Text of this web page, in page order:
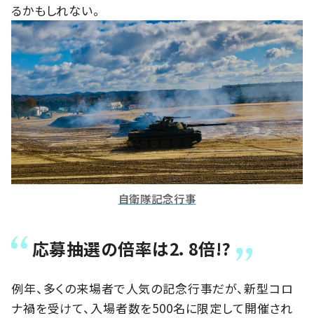
るかもしれない。
自衛隊記念行事
応募抽選の倍率は2．8倍!?
例年、多くの来場者で人気の記念行事だが、新型コロ
ナ禍を受けて、入場者数を500名に限定して開催され